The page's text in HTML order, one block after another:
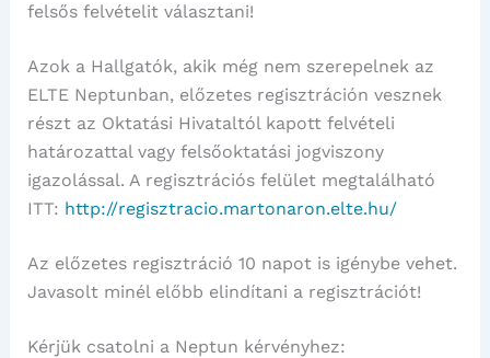
felsős felvételit választani!
Azok a Hallgatók, akik még nem szerepelnek az
ELTE Neptunban, előzetes regisztráción vesznek
részt az Oktatási Hivataltól kapott felvételi
határozattal vagy felsőoktatási jogviszony
igazolással. A regisztrációs felület megtalálható
ITT: http://regisztracio.martonaron.elte.hu/
Az előzetes regisztráció 10 napot is igénybe vehet.
Javasolt minél előbb elindítani a regisztrációt!
Kérjük csatolni a Neptun kérvényhez: